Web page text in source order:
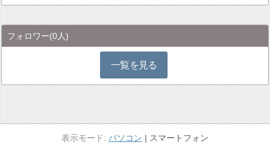
フォロワー(0人)
一覧を見る
パソコン スマートフォン